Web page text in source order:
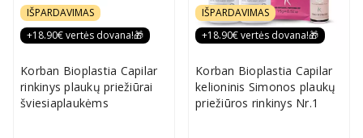
IŠPARDAVIMAS
+18.90€ vertės dovana!🎁
Korban Bioplastia Capilar
rinkinys plaukų priežiūrai
šviesiaplaukėms
IŠPARDAVIMAS
+18.90€ vertės dovana!🎁
Korban Bioplastia Capilar
kelioninis Simonos plaukų
priežiūros rinkinys Nr.1